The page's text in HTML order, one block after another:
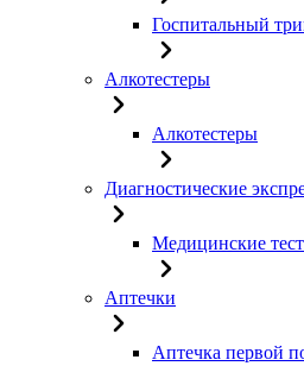
Госпитальный
Алкотестеры
Алкотестеры
Диагностические
Медицинские
Аптечки
Аптечка первой